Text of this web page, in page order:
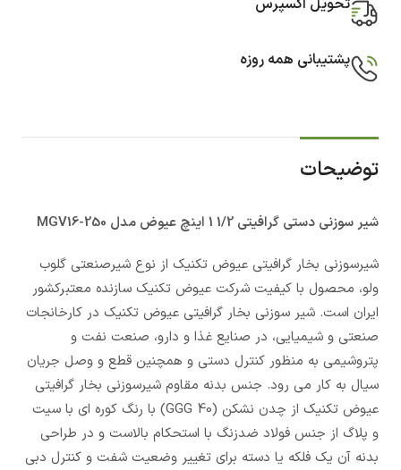
تحویل اکسپرس
پشتیبانی همه روزه
توضیحات
شیر سوزنی دستی گرافیتی 1/2 1 اینچ عیوض مدل MGV16-250
شیرسوزنی بخار گرافیتی عیوض تکنیک از نوع شیرصنعتی گلوب
ولو، محصول با کیفیت شرکت عیوض تکنیک سازنده معتبرکشور
ایران است. شیر سوزنی بخار گرافیتی عیوض تکنیک در کارخانجات
صنعتی و شیمیایی، در صنایع غذا و دارو، صنعت نفت و
پتروشیمی به منظور کنترل دستی و همچنین قطع و وصل جریان
سیال به کار می رود. جنس بدنه مقاوم شیرسوزنی بخار گرافیتی
عیوض تکنیک از چدن نشکن (GGG 40) با رنگ کوره ای با سیت
و پلاگ از جنس فولاد ضدزنگ با استحکام بالاست و در طراحی
بدنه آن یک فلکه یا دسته برای تغییر وضعیت شفت و کنترل دبی